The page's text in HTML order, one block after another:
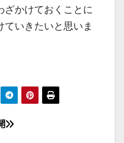
ざかけておくことに
いきたいと思いま